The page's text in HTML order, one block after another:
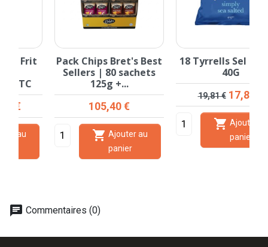
Pack Chips Bret's Best
Sellers | 80 sachets
125g +...
105,40 €

18 Tyrrells Sel de Mer
Prix de base
19,81 € Prix
17,83 €

chat Commentaires (0)